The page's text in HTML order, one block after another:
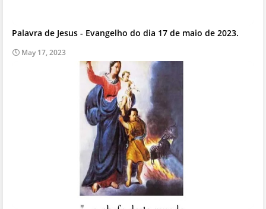
Palavra de Jesus - Evangelho do dia 17 de maio de 2023.
May 17, 2023